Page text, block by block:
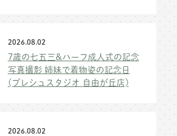
2026.08.02
7歳の七五三&ハーフ成人式の記念
写真撮影 姉妹で着物姿の記念日
(プレシュスタジオ 自由が丘店)
2026.08.02